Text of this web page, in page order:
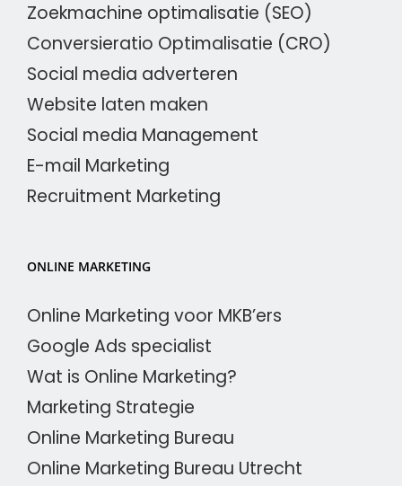
Zoekmachine optimalisatie (SEO)
Conversieratio Optimalisatie (CRO)
Social media adverteren
Website laten maken
Social media Management
E-mail Marketing
Recruitment Marketing
ONLINE MARKETING
Online Marketing voor MKB’ers
Google Ads specialist
Wat is Online Marketing?
Marketing Strategie
Online Marketing Bureau
Online Marketing Bureau Utrecht